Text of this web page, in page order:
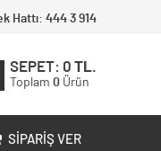
Hattı: 444 3 914
SEPET: 0 TL.
Toplam 0 Ürün
SIPARIŞ VER